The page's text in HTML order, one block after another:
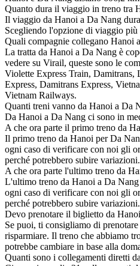
Quanto dura il viaggio in treno tra
Il viaggio da Hanoi a Da Nang
Scegliendo l'opzione di viaggio
Quali compagnie collegano Hanoi
La tratta da Hanoi a Da Nang è
vedere su Virail, queste sono le
Violette Express Train,
Express, Damitrans Express,
Vietnam Railways.
Quanti treni vanno da Hanoi a Da
Da Hanoi a Da Nang ci sono in
A che ora parte il primo treno da
Il primo treno da Hanoi per Da
ogni caso di verificare con noi gli
perché potrebbero subire variazioni.
A che ora parte l'ultimo treno da
L'ultimo treno da Hanoi a Da
ogni caso di verificare con noi gli
perché potrebbero subire variazioni.
Devo prenotare il biglietto da
Se puoi, ti consigliamo di
risparmiare. Il treno che abbiamo
potrebbe cambiare in base alla
Quanti sono i collegamenti diretti